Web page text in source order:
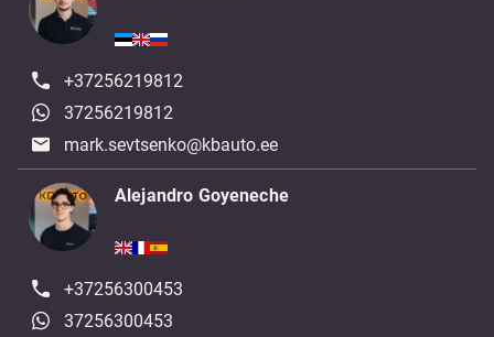
+37256219812
37256219812
mark.sevtsenko@kbauto.ee
Alejandro Goyeneche
+37256300453
37256300453